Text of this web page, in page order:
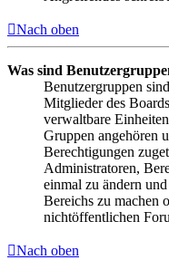
Nach oben
Was sind
Benutzergruppen
Mitglieder des
verwaltbare
Gruppen angehören
Berechtigungen
Administratoren,
einmal zu ändern
Bereichs zu machen
nichtöffentlichen
Nach oben